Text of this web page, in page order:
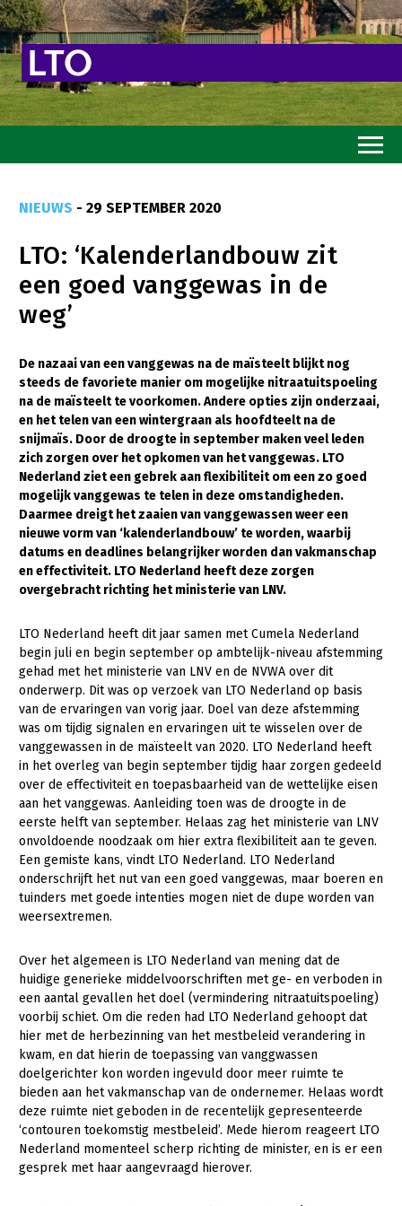
Goed eten
Mooi groen
Sterk ondernemerschap
Transitiepaden
Thema’s
Gezonde planten
Gezonde dieren
Natuur, klimaat en energie
Bodem en water
Platteland en omgeving
Mens, ondernemerschap en onderwijs
Internationaal
Sectoren
Dier
Biologische Landbouw
Geitenhouderij
Kalverhouderij
Konijnenhouderij
Melkveehouderij
Paardenhouderij
Schapenhouderij
Varkenshouderij
Vleesveehouderij
Plant
Akkerbouw
Biologische Landbouw
Bollenteelt
Bomen, vaste planten en zomerbloemen
Fruitteelt
Paddenstoelen
Vollegrondsgroente
Multifunctionele landbouw
Multifunctioneel
Vrouw en Bedrijf
Onderwerpen
Nieuws
Nieuwsabonnement
Webinars
Over LTO
LTO Nederland
Mensen
Bestuur en Directie
Medewerkers
Vakgroepbestuurders
Jaarverslag 2023
Vacatures
Pers
Contact
NIEUWS - 29 SEPTEMBER 2020
LTO: ‘Kalenderlandbouw zit
een goed vanggewas in de
weg’
De nazaai van een vanggewas na de maïsteelt blijkt nog
steeds de favoriete manier om mogelijke nitraatuitspoeling
na de maïsteelt te voorkomen. Andere opties zijn onderzaai,
en het telen van een wintergraan als hoofdteelt na de
snijmaïs. Door de droogte in september maken veel leden
zich zorgen over het opkomen van het vanggewas. LTO
Nederland ziet een gebrek aan flexibiliteit om een zo goed
mogelijk vanggewas te telen in deze omstandigheden.
Daarmee dreigt het zaaien van vanggewassen weer een
nieuwe vorm van ‘kalenderlandbouw’ te worden, waarbij
datums en deadlines belangrijker worden dan vakmanschap
en effectiviteit. LTO Nederland heeft deze zorgen
overgebracht richting het ministerie van LNV.
LTO Nederland heeft dit jaar samen met Cumela Nederland
begin juli en begin september op ambtelijk-niveau afstemming
gehad met het ministerie van LNV en de NVWA over dit
onderwerp. Dit was op verzoek van LTO Nederland op basis
van de ervaringen van vorig jaar. Doel van deze afstemming
was om tijdig signalen en ervaringen uit te wisselen over de
vanggewassen in de maïsteelt van 2020. LTO Nederland heeft
in het overleg van begin september tijdig haar zorgen gedeeld
over de effectiviteit en toepasbaarheid van de wettelijke eisen
aan het vanggewas. Aanleiding toen was de droogte in de
eerste helft van september. Helaas zag het ministerie van LNV
onvoldoende noodzaak om hier extra flexibiliteit aan te geven.
Een gemiste kans, vindt LTO Nederland. LTO Nederland
onderschrijft het nut van een goed vanggewas, maar boeren en
tuinders met goede intenties mogen niet de dupe worden van
weersextremen.
Over het algemeen is LTO Nederland van mening dat de
huidige generieke middelvoorschriften met ge- en verboden in
een aantal gevallen het doel (vermindering nitraatuitspoeling)
voorbij schiet. Om die reden had LTO Nederland gehoopt dat
hier met de herbezinning van het mestbeleid verandering in
kwam, en dat hierin de toepassing van vanggwassen
doelgerichter kon worden ingevuld door meer ruimte te
bieden aan het vakmanschap van de ondernemer. Helaas wordt
deze ruimte niet geboden in de recentelijk gepresenteerde
‘contouren toekomstig mestbeleid’. Mede hierom reageert LTO
Nederland momenteel scherp richting de minister, en is er een
gesprek met haar aangevraagd hierover.